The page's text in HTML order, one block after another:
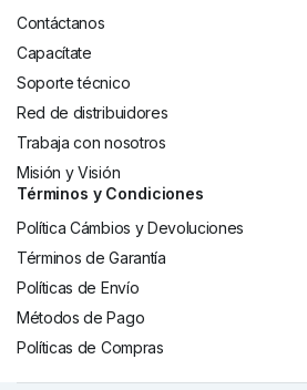
Contáctanos
Capacítate
Soporte técnico
Red de distribuidores
Trabaja con nosotros
Misión y Visión
Términos y Condiciones
Política Cámbios y Devoluciones
Términos de Garantía
Políticas de Envío
Métodos de Pago
Políticas de Compras